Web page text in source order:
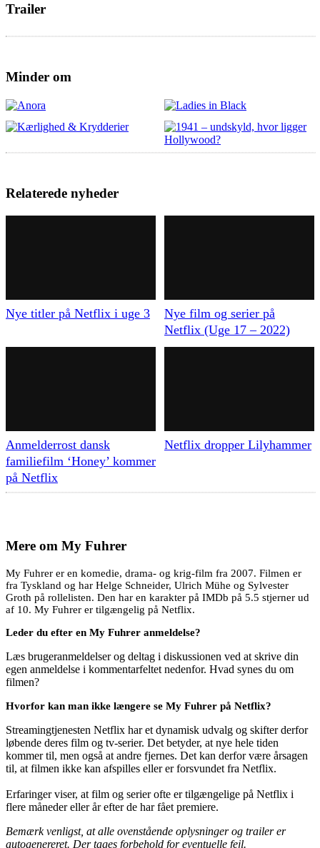
Trailer
Minder om
Relaterede nyheder
Nye titler på Netflix i uge 3
Nye film og serier på
Netflix (Uge 17 – 2022)
Anmelderrost dansk
familiefilm ‘Honey’ kommer
på Netflix
Netflix dropper Lilyhammer
Mere om My Fuhrer
My Fuhrer er en komedie, drama- og krig-film fra 2007. Filmen er
fra Tyskland og har Helge Schneider, Ulrich Mühe og Sylvester
Groth på rollelisten. Den har en karakter på IMDb på 5.5 stjerner ud
af 10. My Fuhrer er tilgængelig på Netflix.
Leder du efter en My Fuhrer anmeldelse?
Læs brugeranmeldelser og deltag i diskussionen ved at skrive din
egen anmeldelse i kommentarfeltet nedenfor. Hvad synes du om
filmen?
Hvorfor kan man ikke længere se My Fuhrer på Netflix?
Streamingtjenesten Netflix har et dynamisk udvalg og skifter derfor
løbende deres film og tv-serier. Det betyder, at nye hele tiden
kommer til, men også at andre fjernes. Det kan derfor være årsagen
til, at filmen ikke kan afspilles eller er forsvundet fra Netflix.
Erfaringer viser, at film og serier ofte er tilgængelige på Netflix i
flere måneder eller år efter de har fået premiere.
Bemærk venligst, at alle ovenstående oplysninger og trailer er
autogenereret. Der tages forbehold for eventuelle fejl.